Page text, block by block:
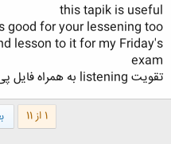
this tapik is useful
good for your lessening too
lesson to it for my Friday's
exam
تقویت listening به همراه فایل پی دی اف
1 از 11